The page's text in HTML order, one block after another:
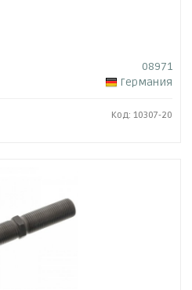
08971
Германия
Код: 10307-20